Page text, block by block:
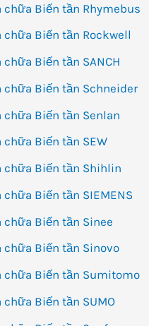
chữa Biến tần Rhymebus
chữa Biến tần Rockwell
chữa Biến tần SANCH
chữa Biến tần Schneider
chữa Biến tần Senlan
chữa Biến tần SEW
chữa Biến tần Shihlin
chữa Biến tần SIEMENS
chữa Biến tần Sinee
chữa Biến tần Sinovo
chữa Biến tần Sumitomo
chữa Biến tần SUMO